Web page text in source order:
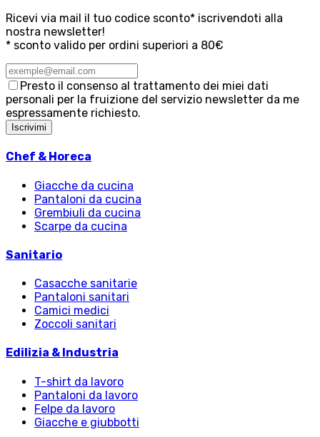
Ricevi via mail il tuo codice sconto* iscrivendoti alla
nostra newsletter!
* sconto valido per ordini superiori a 80€
Presto il consenso al trattamento dei miei dati
personali per la fruizione del servizio newsletter da me
espressamente richiesto.
Iscrivimi
Chef & Horeca
Giacche da cucina
Pantaloni da cucina
Grembiuli da cucina
Scarpe da cucina
Sanitario
Casacche sanitarie
Pantaloni sanitari
Camici medici
Zoccoli sanitari
Edilizia & Industria
T-shirt da lavoro
Pantaloni da lavoro
Felpe da lavoro
Giacche e giubbotti